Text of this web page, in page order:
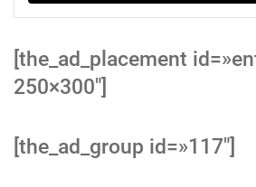
[the_ad_placement
250×300″]
[the_ad_group id=»117″]